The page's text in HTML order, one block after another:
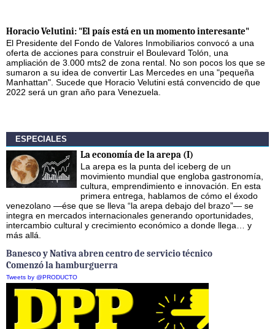
Horacio Velutini: "El país está en un momento interesante"
El Presidente del Fondo de Valores Inmobiliarios convocó a una
oferta de acciones para construir el Boulevard Tolón, una
ampliación de 3.000 mts2 de zona rental. No son pocos los que se
sumaron a su idea de convertir Las Mercedes en una "pequeña
Manhattan". Sucede que Horacio Velutini está convencido de que
2022 será un gran año para Venezuela.
ESPECIALES
La economía de la arepa (I)
La arepa es la punta del iceberg de un
movimiento mundial que engloba gastronomía,
cultura, emprendimiento e innovación. En esta
primera entrega, hablamos de cómo el éxodo
venezolano —ése que se lleva “la arepa debajo del brazo”— se
integra en mercados internacionales generando oportunidades,
intercambio cultural y crecimiento económico a donde llega… y
más allá.
Banesco y Nativa abren centro de servicio técnico
Comenzó la hamburguerra
Tweets by @PRODUCTO